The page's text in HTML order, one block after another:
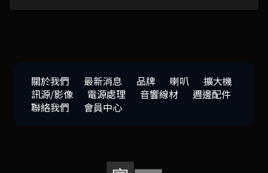
關於我們 最新消息 品牌 喇叭
擴大機
訊源/影像
電源處理 音響線材
週邊配件
聯絡我們
會員中心